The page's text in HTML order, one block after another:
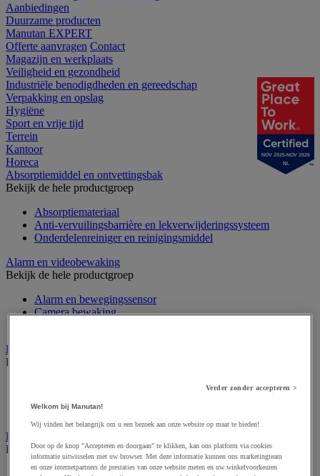
Aanbiedingen
Duurzame producten
Manutan EXPERT
Offerte aanvragen Contact
Magazijn en werkplaats
Veiligheid en gezondheid
Industriële benodigdheden en gereedschap
Verpakking en opslag
Hygiëne
Sport en vrije tijd
Terrein
Kantoor
Horeca
Absorptiemiddel en ontvettingsbak
Bekijk de hele productgroep
Absorptiemateriaal
Anti-vervuilingsbarrière en lekverwijderingssysteem
Onderdelenreiniger en reinigingsmiddel
Alarm en videobewaking
Bekijk de hele productgroep
Alarm en bewegingssensor
Camera bewaking
Badge en prikklok
Bekijk de hele productgroep
Prikklok en rondecontrole
Barrière- en beschermingspaal
Bekijk de hele productgroep
Afzetpaal met band
NOV 2025-NOV 2026
NL
Verder zonder accepteren >
Welkom bij Manutan!
Wij vinden het belangrijk om u een bezoek aan onze website op maat te bieden!
Door op de knop "Accepteren en doorgaan" te klikken, kan ons platform via cookies
informatie uitwisselen met uw browser. Met deze informatie kunnen ons marketingteam
en onze internetpartners de prestaties van onze website meten en uw winkelvoorkeuren